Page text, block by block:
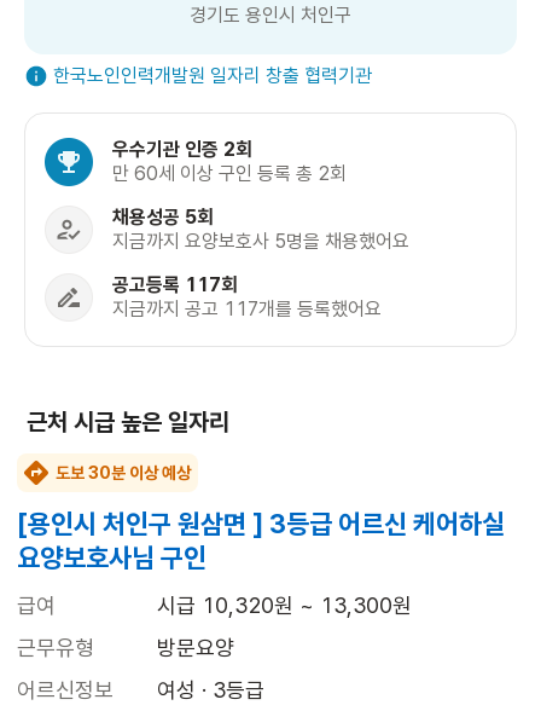
경기도 용인시 처인구
한국노인인력개발원 일자리 창출 협력기관
우수기관 인증 2회
만 60세 이상 구인 등록 총 2회
채용성공 5회
지금까지 요양보호사 5명을 채용했어요
공고등록 117회
지금까지 공고 117개를 등록했어요
근처 시급 높은 일자리
도보 30분 이상 예상
[용인시 처인구 원삼면 ] 3등급 어르신 케어하실
요양보호사님 구인
급여
시급 10,320원 ~ 13,300원
근무유형
방문요양
어르신정보
여성 · 3등급